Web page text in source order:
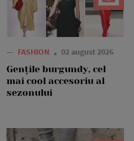
— FASHION 02 august 2026
Gențile burgundy, cel
mai cool accesoriu al
sezonului